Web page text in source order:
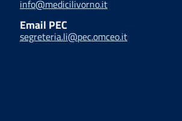
info@medicilivorno.it
Email PEC
segreteria.li@pec.omceo.it